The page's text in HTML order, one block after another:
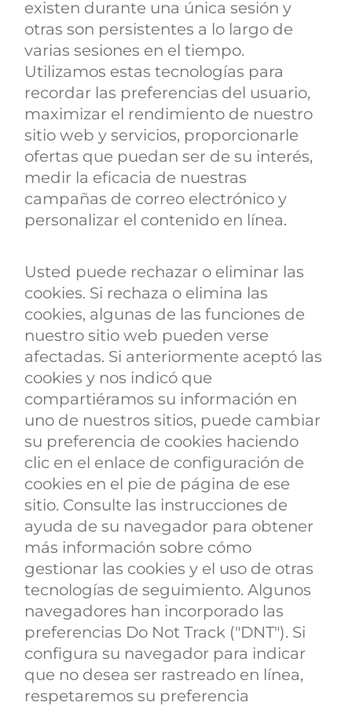
existen durante una única sesión y
otras son persistentes a lo largo de
varias sesiones en el tiempo.
Utilizamos estas tecnologías para
recordar las preferencias del usuario,
maximizar el rendimiento de nuestro
sitio web y servicios, proporcionarle
ofertas que puedan ser de su interés,
medir la eficacia de nuestras
campañas de correo electrónico y
personalizar el contenido en línea.
Usted puede rechazar o eliminar las
cookies. Si rechaza o elimina las
cookies, algunas de las funciones de
nuestro sitio web pueden verse
afectadas. Si anteriormente aceptó las
cookies y nos indicó que
compartiéramos su información en
uno de nuestros sitios, puede cambiar
su preferencia de cookies haciendo
clic en el enlace de configuración de
cookies en el pie de página de ese
sitio. Consulte las instrucciones de
ayuda de su navegador para obtener
más información sobre cómo
gestionar las cookies y el uso de otras
tecnologías de seguimiento. Algunos
navegadores han incorporado las
preferencias Do Not Track ("DNT"). Si
configura su navegador para indicar
que no desea ser rastreado en línea,
respetaremos su preferencia